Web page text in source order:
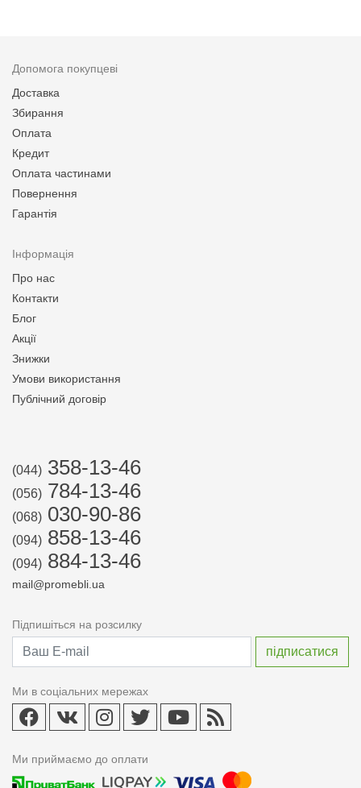
Допомога покупцеві
Доставка
Збирання
Оплата
Кредит
Оплата частинами
Повернення
Гарантія
Інформація
Про нас
Контакти
Блог
Акції
Знижки
Умови використання
Публічний договір
(044) 358-13-46
(056) 784-13-46
(068) 030-90-86
(094) 858-13-46
(094) 884-13-46
mail@promebli.ua
Підпишіться на розсилку
Ми в соціальних мережах
Ми приймаємо до оплати